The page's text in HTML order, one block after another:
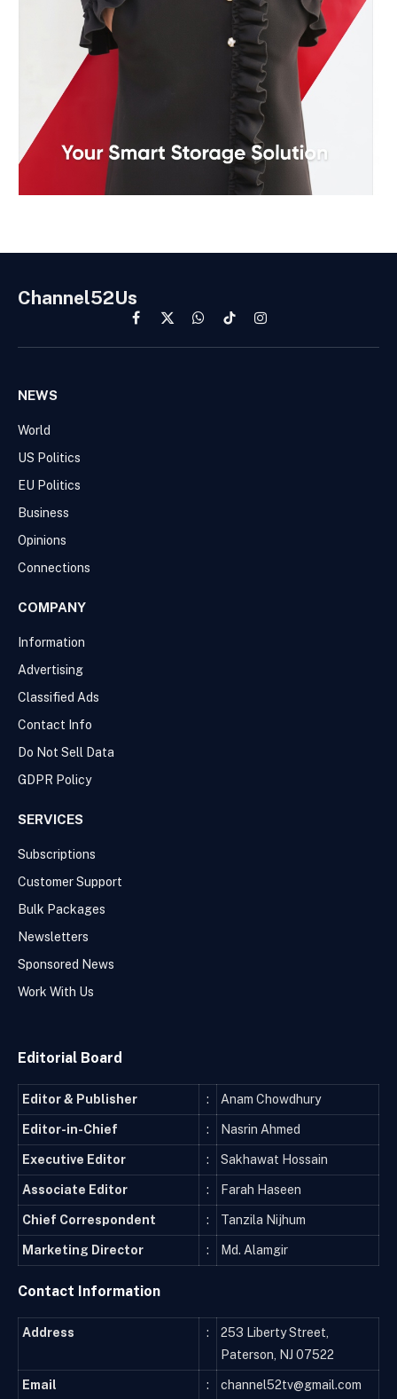
Channel52Us
Facebook
X
(Twitter)
WhatsApp
TikTokInstagram
NEWS
World
US Politics
EU Politics
Business
Opinions
Connections
COMPANY
Information
Advertising
Classified Ads
Contact Info
Do Not Sell Data
GDPR Policy
SERVICES
Subscriptions
Customer Support
Bulk Packages
Newsletters
Sponsored News
Work With Us
Editorial Board
Editor & Publisher : Anam Chowdhury
Editor-in-Chief : Nasrin Ahmed
Executive Editor : Sakhawat Hossain
Associate Editor : Farah Haseen
Chief Correspondent : Tanzila Nijhum
Marketing Director : Md. Alamgir
Contact Information
Address :
253 Liberty Street,
Paterson, NJ 07522
Email : channel52tv@gmail.com